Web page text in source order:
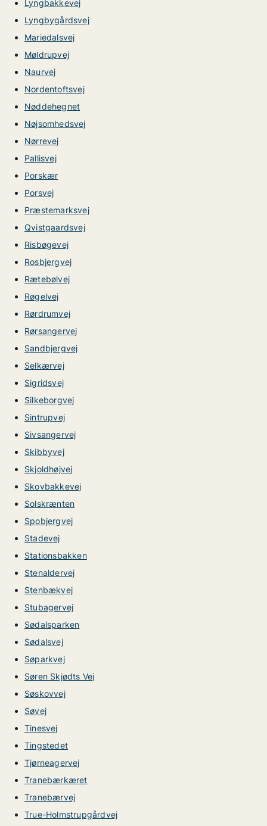
Lyngbakkevej
Lyngbygårdsvej
Mariedalsvej
Møldrupvej
Naurvej
Nordentoftsvej
Nøddehegnet
Nøjsomhedsvej
Nørrevej
Pallisvej
Porskær
Porsvej
Præstemarksvej
Qvistgaardsvej
Risbøgevej
Rosbjergvej
Rætebølvej
Røgelvej
Rørdrumvej
Rørsangervej
Sandbjergvej
Selkærvej
Sigridsvej
Silkeborgvej
Sintrupvej
Sivsangervej
Skibbyvej
Skjoldhøjvej
Skovbakkevej
Solskrænten
Spobjergvej
Stadevej
Stationsbakken
Stenaldervej
Stenbækvej
Stubagervej
Sødalsparken
Sødalsvej
Søparkvej
Søren Skjødts Vej
Søskovvej
Søvej
Tinesvej
Tingstedet
Tjørneagervej
Tranebærkæret
Tranebærvej
True-Holmstrupgårdvej